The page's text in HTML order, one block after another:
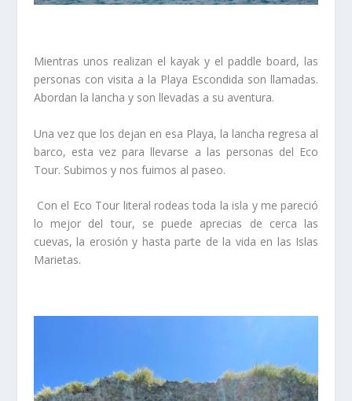
Mientras unos realizan el kayak y el paddle board, las
personas con visita a la Playa Escondida son llamadas.
Abordan la lancha y son llevadas a su aventura.
Una vez que los dejan en esa Playa, la lancha regresa al
barco, esta vez para llevarse a las personas del Eco
Tour. Subimos y nos fuimos al paseo.
Con el Eco Tour literal rodeas toda la isla y me pareció
lo mejor del tour, se puede aprecias de cerca las
cuevas, la erosión y hasta parte de la vida en las Islas
Marietas.